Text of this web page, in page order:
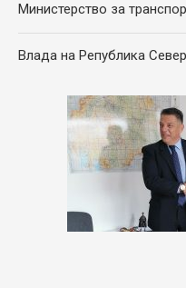
Министерство за
Влада на Република